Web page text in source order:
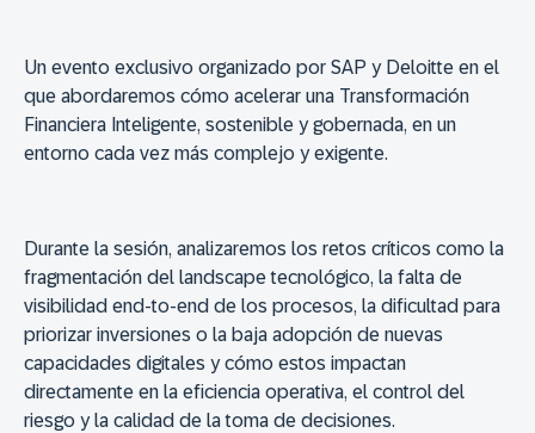
Un evento exclusivo organizado por SAP y Deloitte en el
que abordaremos cómo acelerar una Transformación
Financiera Inteligente, sostenible y gobernada, en un
entorno cada vez más complejo y exigente.
Durante la sesión, analizaremos los retos críticos como la
fragmentación del landscape tecnológico, la falta de
visibilidad end-to-end de los procesos, la dificultad para
priorizar inversiones o la baja adopción de nuevas
capacidades digitales y cómo estos impactan
directamente en la eficiencia operativa, el control del
riesgo y la calidad de la toma de decisiones.